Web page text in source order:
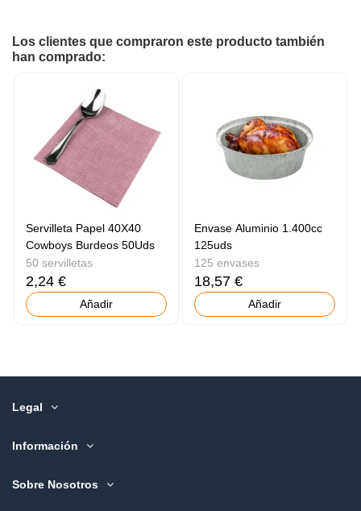
Los clientes que compraron este producto también
han comprado:
Servilleta Papel 40X40
Cowboys Burdeos 50Uds
50 servilletas
2,24 €
Añadir
Envase Aluminio 1.400cc
125uds
125 envases
18,57 €
Añadir
Legal
Información
Sobre Nosotros